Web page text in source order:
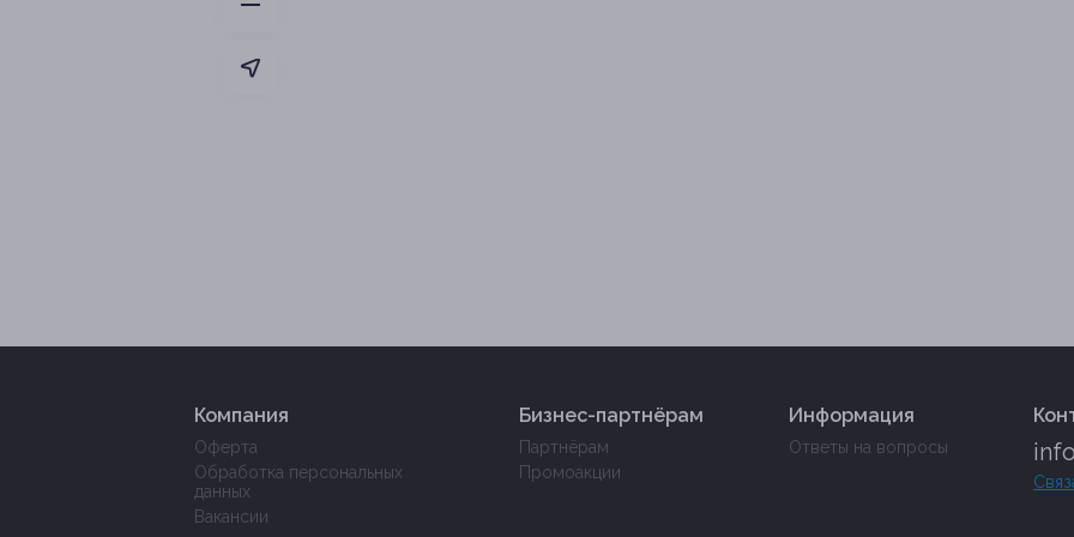
Компания
Оферта
Обработка персональных
данных
Вакансии
Бизнес-партнёрам
Партнёрам
Промоакции
Информация
Ответы на вопросы